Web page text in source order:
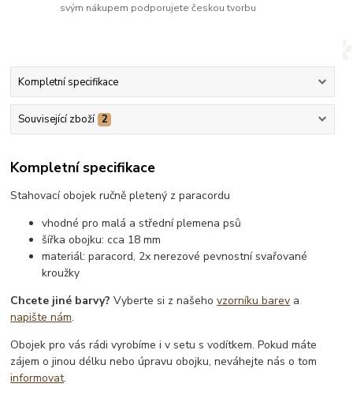
svým nákupem podporujete českou tvorbu
Kompletní specifikace
Související zboží 2
Kompletní specifikace
Stahovací obojek ručně pletený z paracordu
vhodné pro malá a střední plemena psů
šířka obojku: cca 18 mm
materiál: paracord, 2x nerezové pevnostní svařované
kroužky
Chcete jiné barvy? Vyberte si z našehovzorníku barev a
napište nám.
Obojek pro vás rádi vyrobíme i v setu s vodítkem. Pokud máte
zájem o jinou délku nebo úpravu obojku, neváhejte nás o tom
informovat.